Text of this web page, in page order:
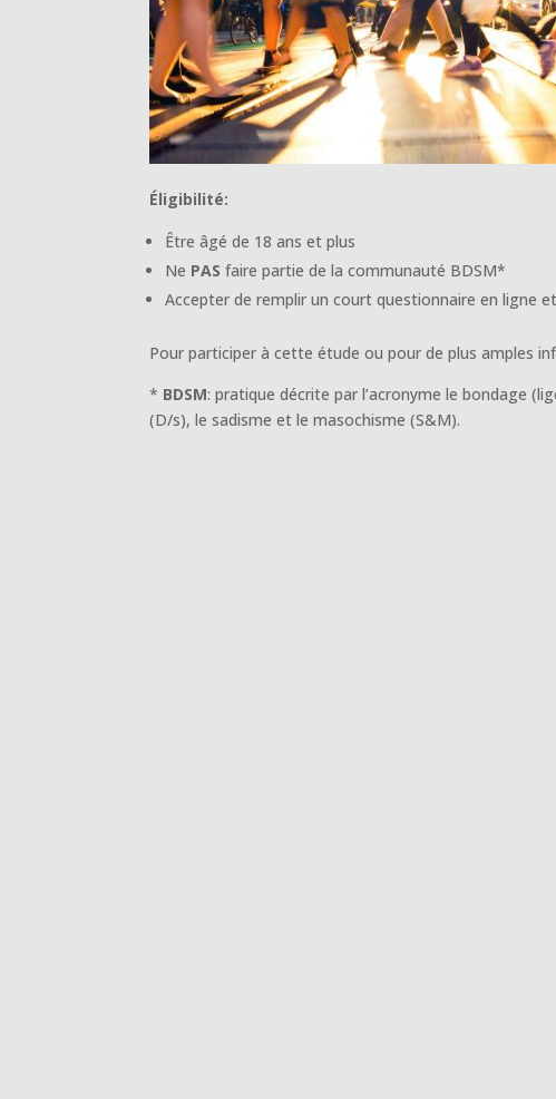
Éligibilité:
Être âgé de 18 ans et plus
Ne PAS faire partie de la communauté BDSM*
Accepter de remplir un court questionnaire en ligne
Pour participer à cette étude ou pour de plus amples
* BDSM: pratique décrite par l’acronyme le bondage
(D/s), le sadisme et le masochisme (S&M).